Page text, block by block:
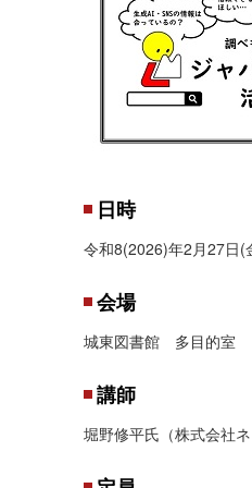
日時
令和8(2026)年2月27日
会場
城東図書館 多目的室
講師
堀野修平氏（株式会社ネ